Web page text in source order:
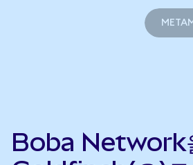
Boba Network